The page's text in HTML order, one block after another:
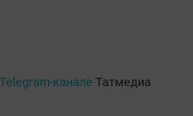
Telegram-канале Татмедиа